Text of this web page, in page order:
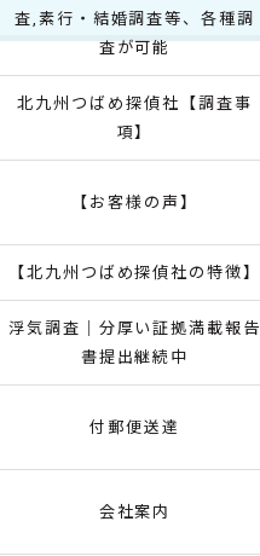
査,素行・結婚調査等、各種調
査が可能
北九州つばめ探偵社【調査事
項】
【お客様の声】
【北九州つばめ探偵社の特徴】
浮気調査｜分厚い証拠満載報告
書提出継続中
付郵便送達
会社案内